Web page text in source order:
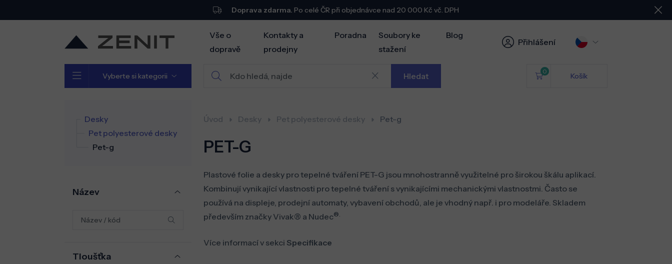
Doprava zdarma. Po celé ČR při objednávce nad 20 000 Kč vč. DPH
Vše o
dopravě
Kontakty a
prodejny
Poradna
Soubory ke
stažení
Blog
Přihlášení
Vyberte si kategorii Hledat 0
Košík
Desky
Pet polyesterové desky
Pet-g
Název
Tloušťka
Úvod Desky Pet polyesterové desky Pet-g
PET-G
Plastové folie a desky pro tepelné tváření PET-G jsou mnohostranně využitelné pro širokou škálu aplikací.
Kombinují vynikající vlastnosti pro tepelné tváření s vynikajícími mechanickými vlastnostmi. Často se
používá na displeje, prodejní automaty, vybavení obchodů, ale je vhodný např. i pro modeláře. Skladem
především značky Vivak® a Nudec®.
Více informací v sekci Specifikace